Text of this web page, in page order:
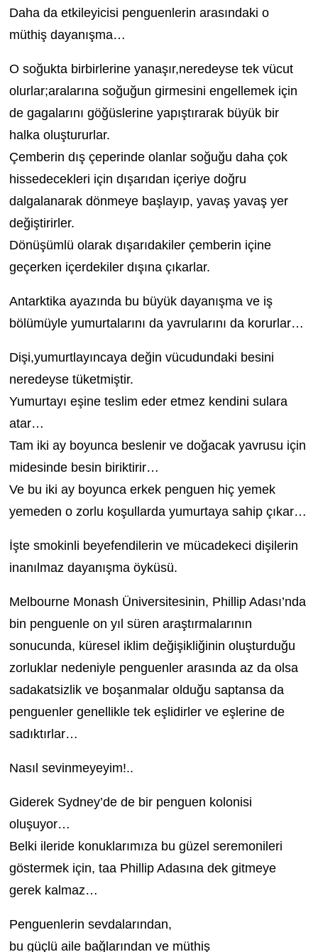
Daha da etkileyicisi penguenlerin arasındaki o
müthiş dayanışma…
O soğukta birbirlerine yanaşır,neredeyse tek vücut
olurlar;aralarına soğuğun girmesini engellemek için
de gagalarını göğüslerine yapıştırarak büyük bir
halka oluştururlar.
Çemberin dış çeperinde olanlar soğuğu daha çok
hissedecekleri için dışarıdan içeriye doğru
dalgalanarak dönmeye başlayıp, yavaş yavaş yer
değiştirirler.
Dönüşümlü olarak dışarıdakiler çemberin içine
geçerken içerdekiler dışına çıkarlar.
Antarktika ayazında bu büyük dayanışma ve iş
bölümüyle yumurtalarını da yavrularını da korurlar…
Dişi,yumurtlayıncaya değin vücudundaki besini
neredeyse tüketmiştir.
Yumurtayı eşine teslim eder etmez kendini sulara
atar…
Tam iki ay boyunca beslenir ve doğacak yavrusu için
midesinde besin biriktirir…
Ve bu iki ay boyunca erkek penguen hiç yemek
yemeden o zorlu koşullarda yumurtaya sahip çıkar…
İşte smokinli beyefendilerin ve mücadekeci dişilerin
inanılmaz dayanışma öyküsü.
Melbourne Monash Üniversitesinin, Phillip Adası’nda
bin penguenle on yıl süren araştırmalarının
sonucunda, küresel iklim değişikliğinin oluşturduğu
zorluklar nedeniyle penguenler arasında az da olsa
sadakatsizlik ve boşanmalar olduğu saptansa da
penguenler genellikle tek eşlidirler ve eşlerine de
sadıktırlar…
Nasıl sevinmeyeyim!..
Giderek Sydney’de de bir penguen kolonisi
oluşuyor…
Belki ileride konuklarımıza bu güzel seremonileri
göstermek için, taa Phillip Adasına dek gitmeye
gerek kalmaz…
Penguenlerin sevdalarından,
bu güçlü aile bağlarından ve müthiş